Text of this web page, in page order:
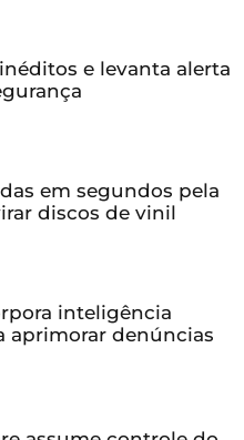
e levanta alerta
em segundos pela
discos de vinil
inteligência
aprimorar denúncias